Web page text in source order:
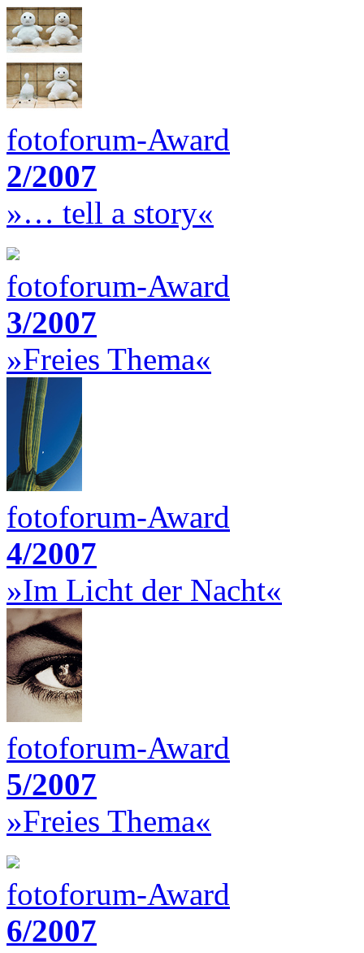
fotoforum-Award
2/2007
»… tell a story«
fotoforum-Award
3/2007
»Freies Thema«
fotoforum-Award
4/2007
»Im Licht der Nacht«
fotoforum-Award
5/2007
»Freies Thema«
fotoforum-Award
6/2007